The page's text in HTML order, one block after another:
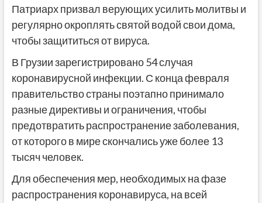
Патриарх призвал верующих усилить молитвы и
регулярно окроплять святой водой свои дома,
чтобы защититься от вируса.
В Грузии зарегистрировано 54 случая
коронавирусной инфекции. С конца февраля
правительство страны поэтапно принимало
разные директивы и ограничения, чтобы
предотвратить распространение заболевания,
от которого в мире скончались уже более 13
тысяч человек.
Для обеспечения мер, необходимых на фазе
распространения коронавируса, на всей